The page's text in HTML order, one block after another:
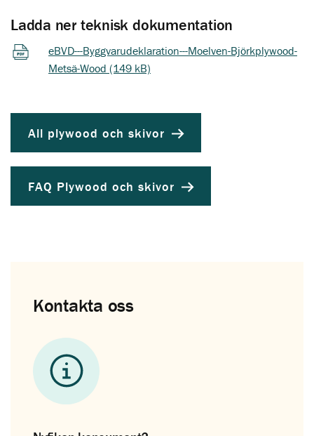
Ladda ner teknisk dokumentation
eBVD---Byggvarudeklaration---Moelven-Björkplywood-
Metsä-Wood (149 kB)
All plywood och skivor
FAQ Plywood och skivor
Kontakta oss